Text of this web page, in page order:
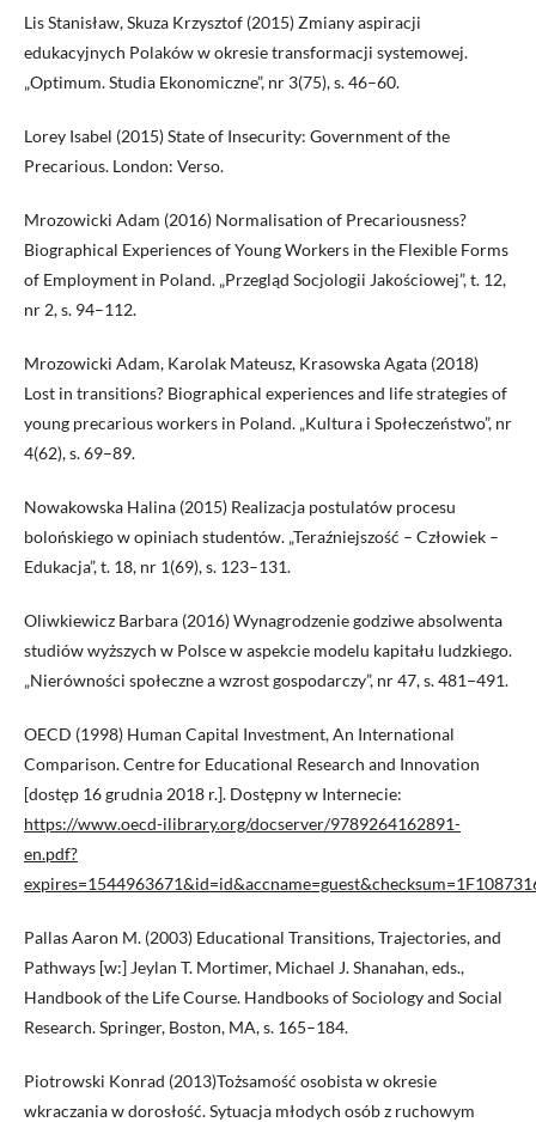
Lis Stanisław, Skuza Krzysztof (2015) Zmiany aspiracji
edukacyjnych Polaków w okresie transformacji systemowej.
„Optimum. Studia Ekonomiczne”, nr 3(75), s. 46–60.
Lorey Isabel (2015) State of Insecurity: Government of the
Precarious. London: Verso.
Mrozowicki Adam (2016) Normalisation of Precariousness?
Biographical Experiences of Young Workers in the Flexible Forms
of Employment in Poland. „Przegląd Socjologii Jakościowej”, t. 12,
nr 2, s. 94–112.
Mrozowicki Adam, Karolak Mateusz, Krasowska Agata (2018)
Lost in transitions? Biographical experiences and life strategies of
young precarious workers in Poland. „Kultura i Społeczeństwo”, nr
4(62), s. 69–89.
Nowakowska Halina (2015) Realizacja postulatów procesu
bolońskiego w opiniach studentów. „Teraźniejszość – Człowiek –
Edukacja”, t. 18, nr 1(69), s. 123–131.
Oliwkiewicz Barbara (2016) Wynagrodzenie godziwe absolwenta
studiów wyższych w Polsce w aspekcie modelu kapitału ludzkiego.
„Nierówności społeczne a wzrost gospodarczy”, nr 47, s. 481−491.
OECD (1998) Human Capital Investment, An International
Comparison. Centre for Educational Research and Innovation
[dostęp 16 grudnia 2018 r.]. Dostępny w Internecie:
https://www.oecd-ilibrary.org/docserver/9789264162891-
en.pdf?
Pallas Aaron M. (2003) Educational Transitions, Trajectories, and
Pathways [w:] Jeylan T. Mortimer, Michael J. Shanahan, eds.,
Handbook of the Life Course. Handbooks of Sociology and Social
Research. Springer, Boston, MA, s. 165–184.
Piotrowski Konrad (2013)Tożsamość osobista w okresie
wkraczania w dorosłość. Sytuacja młodych osób z ruchowym